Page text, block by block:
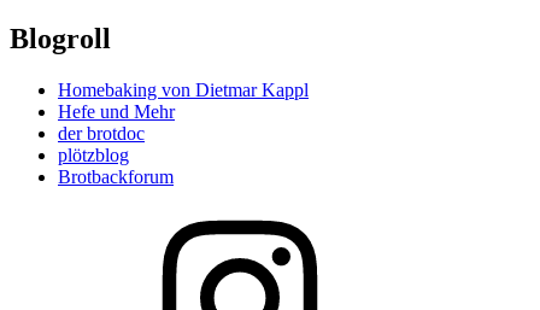
Blogroll
Homebaking von Dietmar Kappl
Hefe und Mehr
der brotdoc
plötzblog
Brotbackforum